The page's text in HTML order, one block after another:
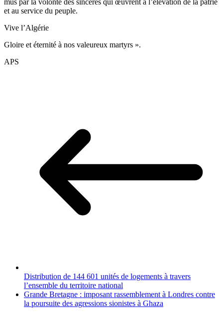
mus par la volonté des sincères qui œuvrent à l’élévation de la patrie
et au service du peuple.
Vive l’Algérie
Gloire et éternité à nos valeureux martyrs ».
APS
Distribution de 144 601 unités de logements à travers
l’ensemble du territoire national
Grande Bretagne : imposant rassemblement à Londres contre
la poursuite des agressions sionistes à Ghaza